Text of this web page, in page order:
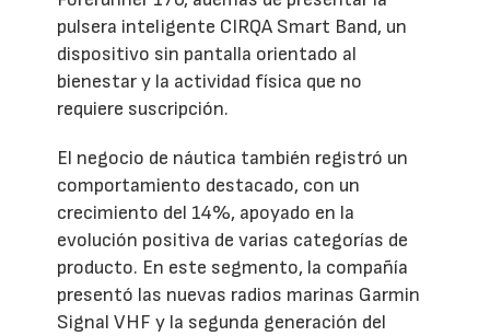
pulsera inteligente CIRQA Smart Band, un
dispositivo sin pantalla orientado al
bienestar y la actividad física que no
requiere suscripción.
El negocio de náutica también registró un
comportamiento destacado, con un
crecimiento del 14%, apoyado en la
evolución positiva de varias categorías de
producto. En este segmento, la compañía
presentó las nuevas radios marinas Garmin
Signal VHF y la segunda generación del